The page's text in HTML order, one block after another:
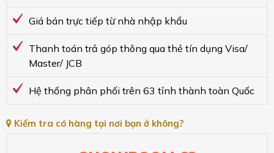
Giá bán trực tiếp từ nhà nhập khẩu
Thanh toán trả góp thông qua thẻ tín dụng Visa/
Master/ JCB
Hệ thống phân phối trên 63 tỉnh thành toàn Quốc
Kiểm tra có hàng tại nơi bạn ở không?